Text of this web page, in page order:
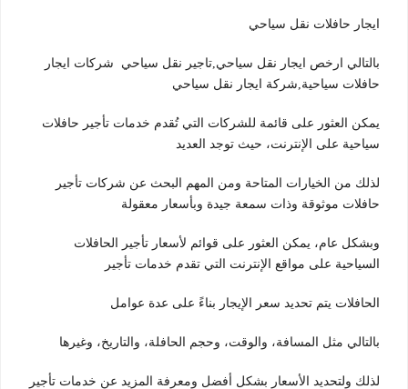
ايجار حافلات نقل سياحي
بالتالي ارخص ايجار نقل سياحي,تاجير نقل سياحي شركات ايجار
حافلات سياحية,شركة ايجار نقل سياحي
يمكن العثور على قائمة للشركات التي تُقدم خدمات تأجير حافلات
سياحية على الإنترنت، حيث توجد العديد
لذلك من الخيارات المتاحة ومن المهم البحث عن شركات تأجير
حافلات موثوقة وذات سمعة جيدة وبأسعار معقولة
وبشكل عام، يمكن العثور على قوائم لأسعار تأجير الحافلات
السياحية على مواقع الإنترنت التي تقدم خدمات تأجير
الحافلات يتم تحديد سعر الإيجار بناءً على عدة عوامل
بالتالي مثل المسافة، والوقت، وحجم الحافلة، والتاريخ، وغيرها
لذلك ولتحديد الأسعار بشكل أفضل ومعرفة المزيد عن خدمات تأجير